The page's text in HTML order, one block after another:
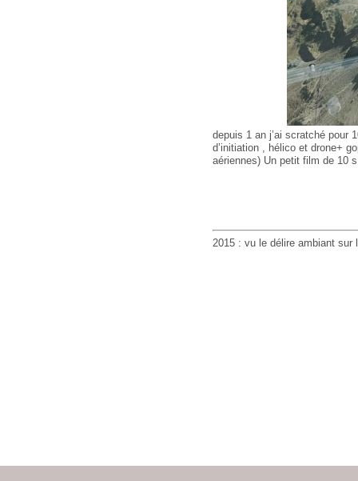
depuis 1 an j’ai scratché pour
d’initiation , hélico et drone+
aériennes) Un petit film de 10
2015 : vu le délire ambiant